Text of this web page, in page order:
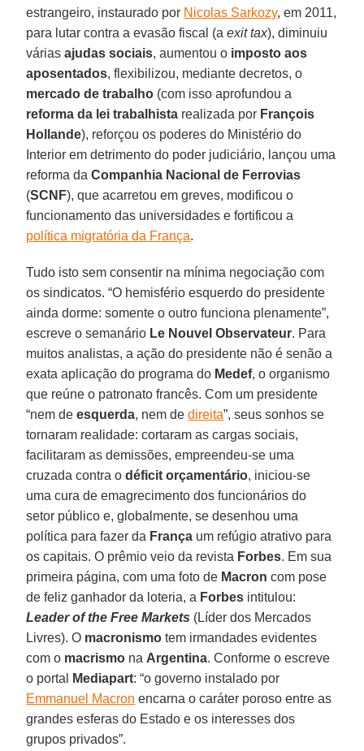
estrangeiro, instaurado por Nicolas Sarkozy, em 2011,
para lutar contra a evasão fiscal (aexit tax), diminuiu
váriasajudas sociais, aumentou o imposto aos
aposentados, flexibilizou, mediante decretos, o
mercado de trabalho (com isso aprofundou a
reforma da lei trabalhista realizada por François
Hollande), reforçou os poderes do Ministério do
Interior em detrimento do poder judiciário, lançou uma
reforma daCompanhia Nacional de Ferrovias
(SCNF), que acarretou em greves, modificou o
funcionamento das universidades e fortificou a
política migratória da França.
Tudo isto sem consentir na mínima negociação com
os sindicatos. “O hemisfério esquerdo do presidente
ainda dorme: somente o outro funciona plenamente”,
escreve o semanário Le Nouvel Observateur. Para
muitos analistas, a ação do presidente não é senão a
exata aplicação do programa do Medef, o organismo
que reúne o patronato francês. Com um presidente
“nem deesquerda, nem dedireita”, seus sonhos se
tornaram realidade: cortaram as cargas sociais,
facilitaram as demissões, empreendeu-se uma
cruzada contra odéficit orçamentário, iniciou-se
uma cura de emagrecimento dos funcionários do
setor público e, globalmente, se desenhou uma
política para fazer da França um refúgio atrativo para
os capitais. O prêmio veio da revista Forbes. Em sua
primeira página, com uma foto de Macron com pose
de feliz ganhador da loteria, a Forbes intitulou:
Leader of the Free Markets (Líder dos Mercados
Livres). O macronismo tem irmandades evidentes
com o macrismo na Argentina. Conforme o escreve
o portal
Mediapart: “o governo instalado por
Emmanuel Macron encarna o caráter poroso entre as
grandes esferas do Estado e os interesses dos
grupos privados”.